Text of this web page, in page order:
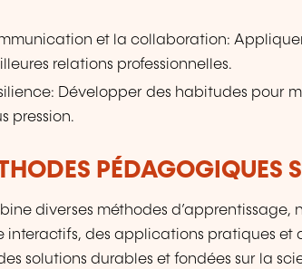
et la collaboration:
relations professionnelles.
Développer des habitudes pour
pression.
PÉDAGOGIQUES
diverses méthodes d’apprentissage,
interactifs, des applications pratiques et
solutions durables et fondées sur la